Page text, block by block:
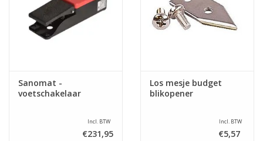
Sanomat -
voetschakelaar
Incl. BTW
€231,95
Los mesje budget
blikopener
Incl. BTW
€5,57